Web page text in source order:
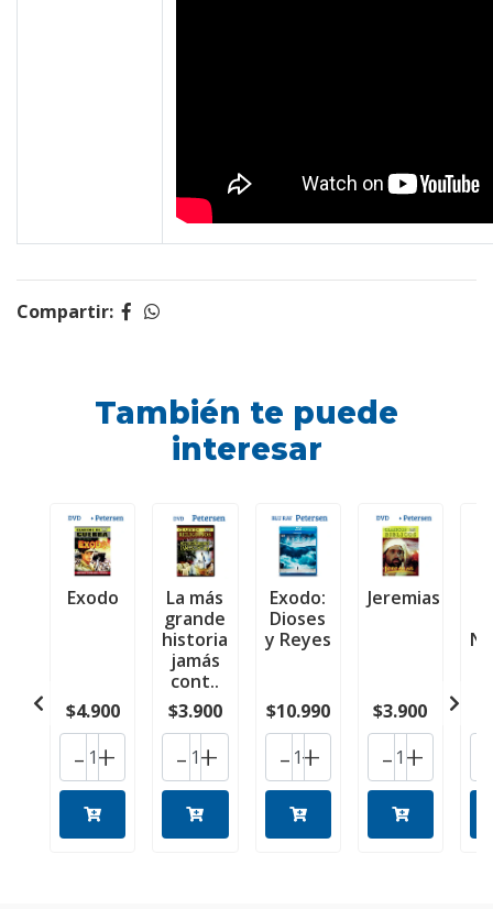
Compartir:
También te puede
interesar
Exodo
$4.900
+
-
La más
grande
historia
jamás
cont..
$3.900
+
-
Exodo:
Dioses
y Reyes
$10.990
+
-
Jeremias
$3.900
+
-